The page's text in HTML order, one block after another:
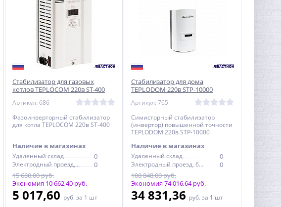
Стабилизатор для газовых
котлов TEPLOCOM 220в ST-400
Артикул: 686
Фазоинверторный стабилизатор
для котла TEPLOCOM 220в ST-400
Наличие в магазинах
Удаленный склад 0
Электродный проезд, 6с1
0
15 680,00 руб.
Экономия 10 662,40 руб.
5 017,60 руб. за 1 шт
Стабилизатор для дома
TEPLODOM 220в STP-10000
Артикул: 765
Симисторный стабилизатор
(инвертор) повышенной точности
TEPLODOM 220в STP-10000
Наличие в магазинах
Удаленный склад 0
Электродный проезд, 6с1
0
108 848,00 руб.
Экономия 74 016,64 руб.
34 831,36 руб. за 1 шт